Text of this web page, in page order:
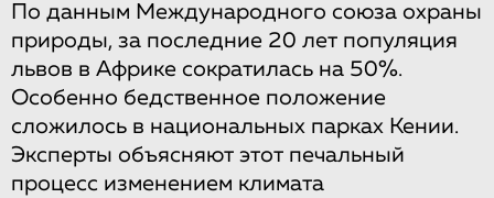
По данным Международного союза охраны
природы, за последние 20 лет популяция
львов в Африке сократилась на 50%.
Особенно бедственное положение
сложилось в национальных парках Кении.
Эксперты объясняют этот печальный
процесс изменением климата